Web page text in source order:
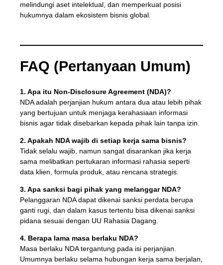
melindungi aset intelektual, dan memperkuat posisi
hukumnya dalam ekosistem bisnis global.
FAQ (Pertanyaan Umum)
1. Apa itu Non-Disclosure Agreement (NDA)?
NDA adalah perjanjian hukum antara dua atau lebih pihak
yang bertujuan untuk menjaga kerahasiaan informasi
bisnis agar tidak disebarkan kepada pihak lain tanpa izin.
2. Apakah NDA wajib di setiap kerja sama bisnis?
Tidak selalu wajib, namun sangat disarankan jika kerja
sama melibatkan pertukaran informasi rahasia seperti
data klien, formula produk, atau rencana strategis.
3. Apa sanksi bagi pihak yang melanggar NDA?
Pelanggaran NDA dapat dikenai sanksi perdata berupa
ganti rugi, dan dalam kasus tertentu bisa dikenai sanksi
pidana sesuai dengan UU Rahasia Dagang.
4. Berapa lama masa berlaku NDA?
Masa berlaku NDA tergantung pada isi perjanjian.
Umumnya berlaku selama hubungan kerja sama berjalan,